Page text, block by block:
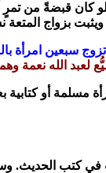
كان قبضةً من تمرٍ
بزواج المتعة
تزوج سبعين امرأة
لعبد الله
أو
الحديث.